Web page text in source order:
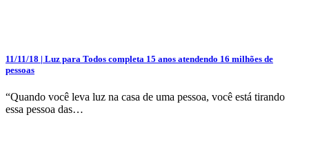
11/11/18 | Luz para Todos completa 15 anos atendendo 16 milhões de
pessoas
“Quando você leva luz na casa de uma pessoa, você está tirando
essa pessoa das…